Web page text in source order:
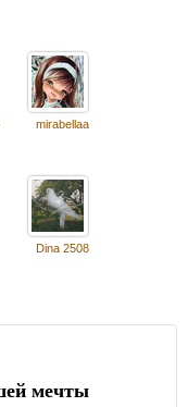
mirabellaa
Dina 2508
мечты